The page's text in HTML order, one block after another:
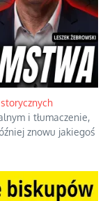
jest skłonność do
w tym